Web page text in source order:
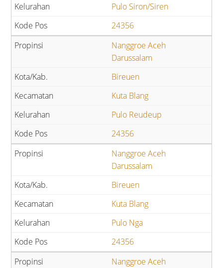
Pulo Siron/Siren
24356
Nanggroe Aceh
Darussalam
Bireuen
Kuta Blang
Pulo Reudeup
24356
Nanggroe Aceh
Darussalam
Bireuen
Kuta Blang
Pulo Nga
24356
Nanggroe Aceh